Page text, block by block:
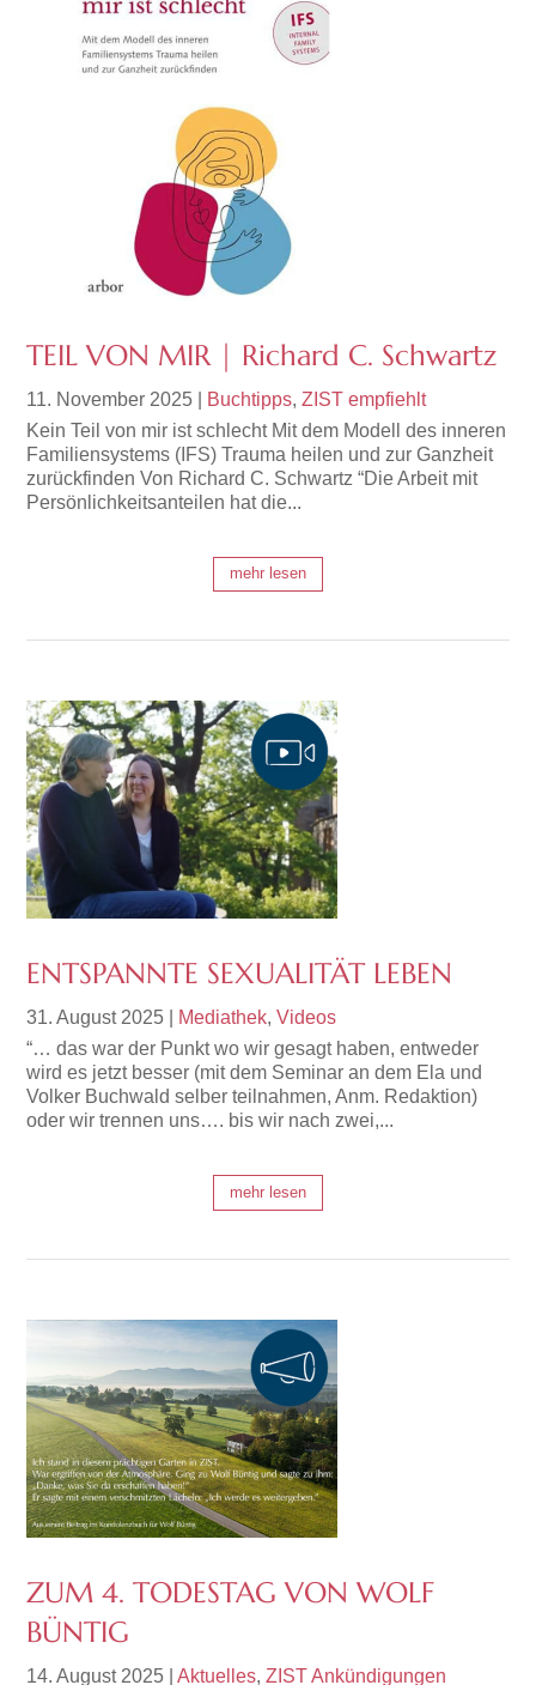
TEIL VON MIR | Richard C. Schwartz
11. November 2025 Buchtipps,ZIST empfiehlt
Kein Teil von mir ist schlecht Mit dem Modell des inneren
Familiensystems (IFS) Trauma heilen und zur Ganzheit
zurückfinden Von Richard C. Schwartz “Die Arbeit mit
Persönlichkeitsanteilen hat die...
mehr lesen
ENTSPANNTE SEXUALITÄT LEBEN
31. August 2025 Mediathek,Videos
“… das war der Punkt wo wir gesagt haben, entweder
wird es jetzt besser (mit dem Seminar an dem Ela und
Volker Buchwald selber teilnahmen, Anm. Redaktion)
oder wir trennen uns…. bis wir nach zwei,...
mehr lesen
ZUM 4. TODESTAG VON WOLF
BÜNTIG
14. August 2025 |Aktuelles,ZIST Ankündigungen